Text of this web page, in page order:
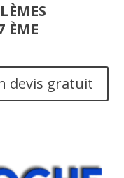
ÈME
devis gratuit